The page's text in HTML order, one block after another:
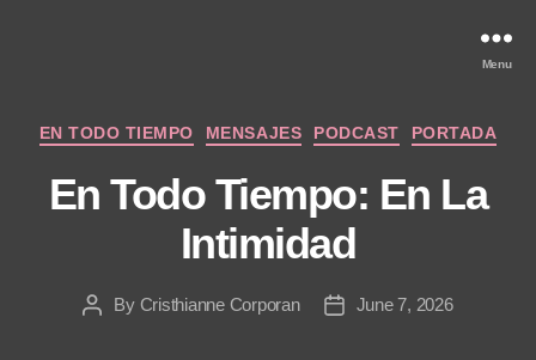
Menu
Categories
EN TODO TIEMPO MENSAJES PODCAST PORTADA
En Todo Tiempo: En La
Intimidad
PostBy Cristhianne Corporan
PostJune 7, 2026